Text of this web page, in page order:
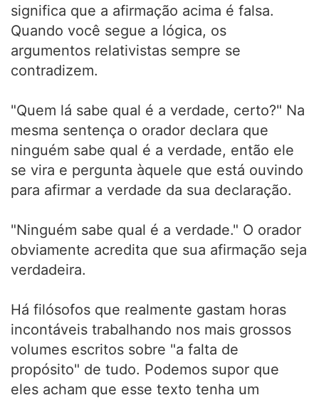
significa que a afirmação acima é falsa.
Quando você segue a lógica, os
argumentos relativistas sempre se
contradizem.
"Quem lá sabe qual é a verdade, certo?" Na
mesma sentença o orador declara que
ninguém sabe qual é a verdade, então ele
se vira e pergunta àquele que está ouvindo
para afirmar a verdade da sua declaração.
"Ninguém sabe qual é a verdade." O orador
obviamente acredita que sua afirmação seja
verdadeira.
Há filósofos que realmente gastam horas
incontáveis trabalhando nos mais grossos
volumes escritos sobre "a falta de
propósito" de tudo. Podemos supor que
eles acham que esse texto tenha um